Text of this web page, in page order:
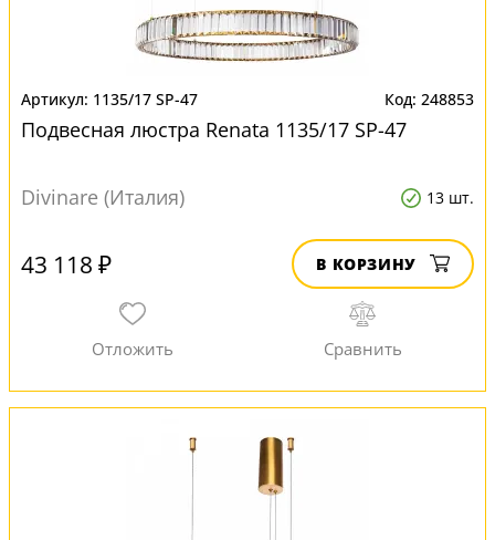
1135/17 SP-47 248853
Подвесная люстра Renata 1135/17 SP-47
Divinare (Италия) 13 шт.
43 118 ₽ В КОРЗИНУ